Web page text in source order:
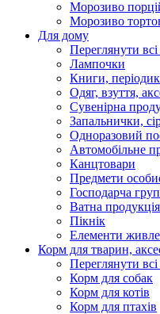
Морозиво
Морозиво
Для дому
Переглянути
Лампочки
Книги,
Одяг, взуття,
Сувенірна
Запальнички,
Одноразовий
Автомобільне
Канцтовари
Предмети
Господарча
Ватна продукція
Пікнік
Елементи
Корм для тварин,
Переглянути
Корм для собак
Корм для котів
Корм для птахів